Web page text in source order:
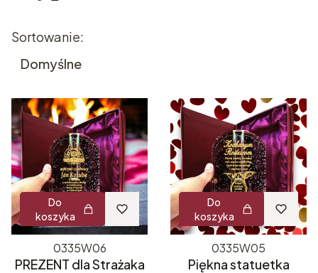
Lista produktów
Sortowanie:
Domyślne
Do
koszyka
0335W06
PREZENT dla Strażaka
Do
koszyka
0335W05
Piękna statuetka